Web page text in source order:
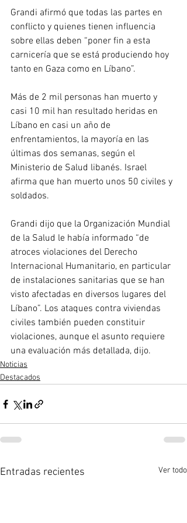
Grandi afirmó que todas las partes en
conflicto y quienes tienen influencia
sobre ellas deben “poner fin a esta
carnicería que se está produciendo hoy
tanto en Gaza como en Líbano”.
Más de 2 mil personas han muerto y
casi 10 mil han resultado heridas en
Líbano en casi un año de
enfrentamientos, la mayoría en las
últimas dos semanas, según el
Ministerio de Salud libanés. Israel
afirma que han muerto unos 50 civiles y
soldados.
Grandi dijo que la Organización Mundial
de la Salud le había informado “de
atroces violaciones del Derecho
Internacional Humanitario, en particular
de instalaciones sanitarias que se han
visto afectadas en diversos lugares del
Líbano”. Los ataques contra viviendas
civiles también pueden constituir
violaciones, aunque el asunto requiere
una evaluación más detallada, dijo.
Noticias
Destacados
Entradas recientes Ver todo